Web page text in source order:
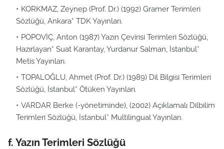
KORKMAZ, Zeynep (Prof. Dr.) (1992) Gramer Terimleri
Sözlüğü, Ankara* TDK Yayınları.
POPOVİÇ, Anton (1987) Yazın Çevirisi Terimleri Sözlüğü,
Hazırlayan* Suat Karantay, Yurdanur Salman, İstanbul*
Metis Yayınları.
TOPALOĞLU, Ahmet (Prof. Dr.) (1989) Dil Bilgisi Terimleri
Sözlüğü, İstanbul* Ötüken Yayınları.
VARDAR Berke (-yönetiminde), (2002) Açıklamalı Dilbilim
Terimleri Sözlüğü, İstanbul* Multilingual Yayınları.
f. Yazın Terimleri Sözlüğü